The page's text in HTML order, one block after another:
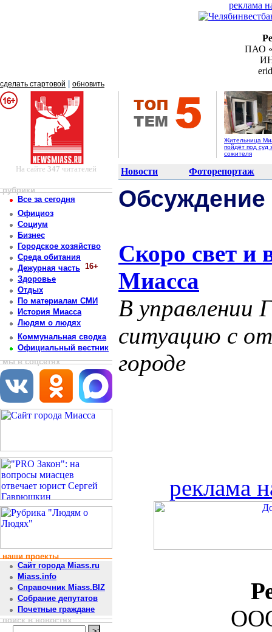
реклама
ПАО
сделать стартовой обновить
Жительница
пойдёт под суд
сожителя
На сайте 347 читателей Новости Фоторепортаж
рубрики
Все за сегодня
Официоз
Социум
Бизнес
Городское хозяйство
Среда обитания
Дежурная часть 16+
Здоровье
Отдых
По материалам СМИ
История Миасса
Людям о людях
Коммунальная сводка
Официальный вестник
мы в соцсетях
наши проекты
Сайт города Miass.ru
Miass.info
Справочник Miass.BIZ
Собрание депутатов
Почетные граждане
поиск в новостях
Скоро свет и
Миасса
В управлении
ситуацию с
городе
реклама